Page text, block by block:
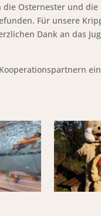
Osternester und
Für unsere
Dank an das